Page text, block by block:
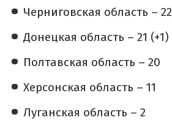
Черниговская область – 22
Донецкая область – 21 (+1)
Полтавская область – 20
Херсонская область – 11
Луганская область – 2